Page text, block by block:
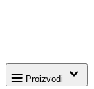
Proizvodi